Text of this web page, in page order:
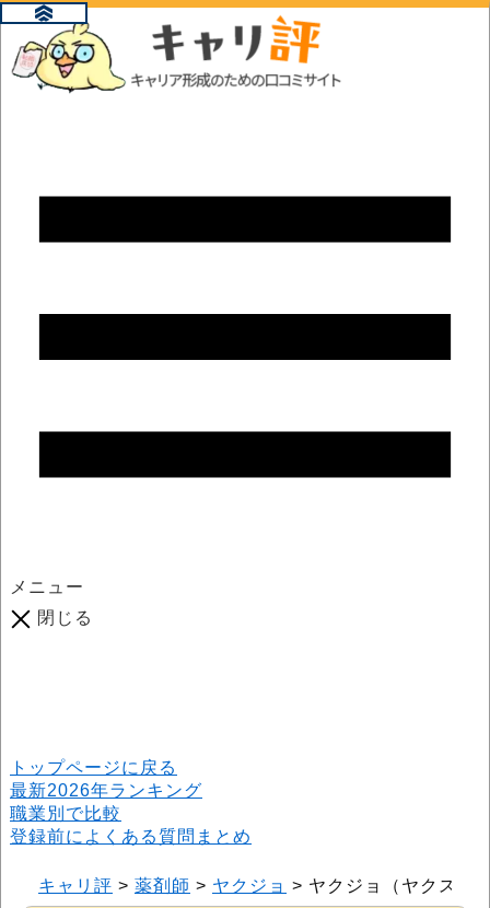
メニュー
閉じる
トップページに戻る
最新2026年ランキング
職業別で比較
登録前によくある質問まとめ
キャリ評 > 薬剤師 > ヤクジョ > ヤクジョ（ヤクステ